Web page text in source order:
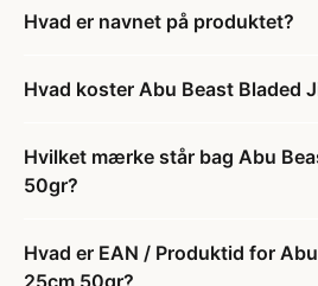
Hvad er navnet på produktet?
Hvad koster Abu Beast Bladed
Hvilket mærke står bag Abu
50gr?
Hvad er EAN / Produktid for
25cm 50gr?